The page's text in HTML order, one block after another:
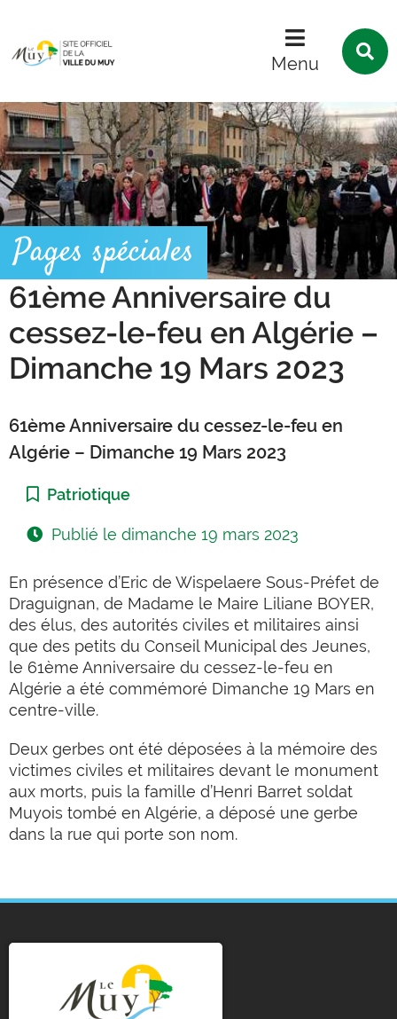
Menu
Pages spéciales
61ème Anniversaire du
cessez-le-feu en Algérie –
Dimanche 19 Mars 2023
61ème Anniversaire du cessez-le-feu en
Algérie – Dimanche 19 Mars 2023
Catégorie :
Patriotique
Publié le dimanche 19 mars 2023
En présence d’Eric de Wispelaere Sous-Préfet de
Draguignan, de Madame le Maire Liliane BOYER,
des élus, des autorités civiles et militaires ainsi
que des petits du Conseil Municipal des Jeunes,
le 61ème Anniversaire du cessez-le-feu en
Algérie a été commémoré Dimanche 19 Mars en
centre-ville.
Deux gerbes ont été déposées à la mémoire des
victimes civiles et militaires devant le monument
aux morts, puis la famille d’Henri Barret soldat
Muyois tombé en Algérie, a déposé une gerbe
dans la rue qui porte son nom.